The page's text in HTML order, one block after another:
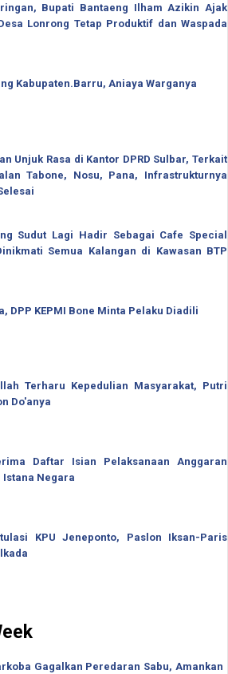
Bupati Bantaeng Ilham Azikin Ajak
Lonrong Tetap Produktif dan Waspada
Kabupaten.Barru, Aniaya Warganya
Unjuk Rasa di Kantor DPRD Sulbar, Terkait
Tabone, Nosu, Pana, Infrastrukturnya
Sudut Lagi Hadir Sebagai Cafe Special
Semua Kalangan di Kawasan BTP
DPP KEPMI Bone Minta Pelaku Diadili
Terharu Kepedulian Masyarakat, Putri
Do'anya
Daftar Isian Pelaksanaan Anggaran
Istana Negara
KPU Jeneponto, Paslon Iksan-Paris
Gagalkan Peredaran Sabu, Amankan